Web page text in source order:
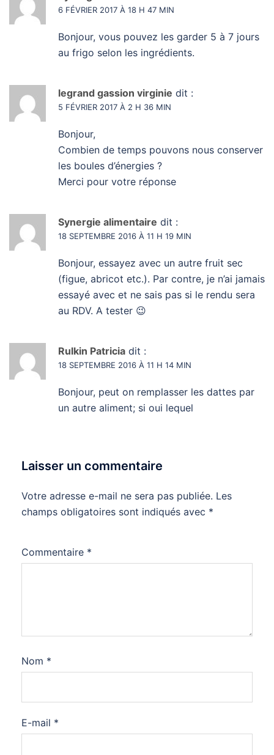
6 FÉVRIER 2017 À 18 H 47 MIN
Bonjour, vous pouvez les garder 5 à 7 jours
au frigo selon les ingrédients.
legrand gassion virginie dit :
5 FÉVRIER 2017 À 2 H 36 MIN
Bonjour,
Combien de temps pouvons nous conserver
les boules d’énergies ?
Merci pour votre réponse
Synergie alimentaire dit :
18 SEPTEMBRE 2016 À 11 H 19 MIN
Bonjour, essayez avec un autre fruit sec
(figue, abricot etc.). Par contre, je n’ai jamais
essayé avec et ne sais pas si le rendu sera
au RDV. A tester 😉
Rulkin Patricia dit :
18 SEPTEMBRE 2016 À 11 H 14 MIN
Bonjour, peut on remplasser les dattes par
un autre aliment; si oui lequel
Laisser un commentaire
Votre adresse e-mail ne sera pas publiée. Les
champs obligatoires sont indiqués avec *
Commentaire *
Nom *
E-mail *